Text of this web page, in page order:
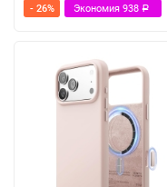
- 26% Экономия 938 Р